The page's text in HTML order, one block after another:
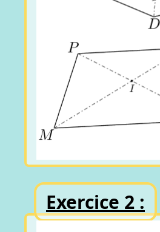
Exercice 2 :